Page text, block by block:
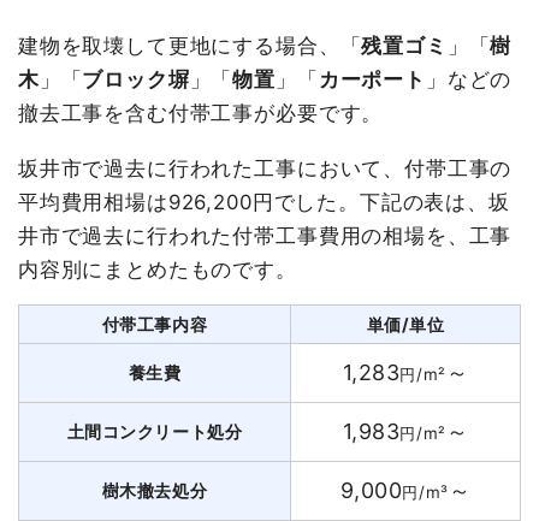
建物を取壊して更地にする場合、「残置ゴミ 」「樹
木」「 ブロック塀 」「物置 」「 カーポート 」などの
撤去工事を含む付帯工事が必要です。
坂井市で過去に行われた工事において、付帯工事の
平均費用相場は926,200円でした。下記の表は、坂
井市で過去に行われた付帯工事費用の相場を、工事
内容別にまとめたものです。
付帯工事内容 単価/単位
養生費 1,283円/m² ～
土間コンクリート処分 1,983円/m² ～
樹木撤去処分 9,000円/m³ ～